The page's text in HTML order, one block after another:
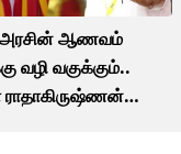
ஆணவம்
வழி வகுக்கும்..